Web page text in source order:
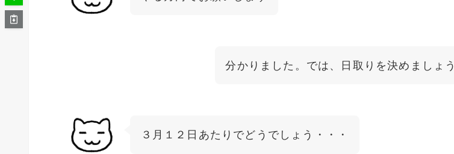
分かりました。では、日取りを決めましょう
３月１２日あたりでどうでしょう・・・